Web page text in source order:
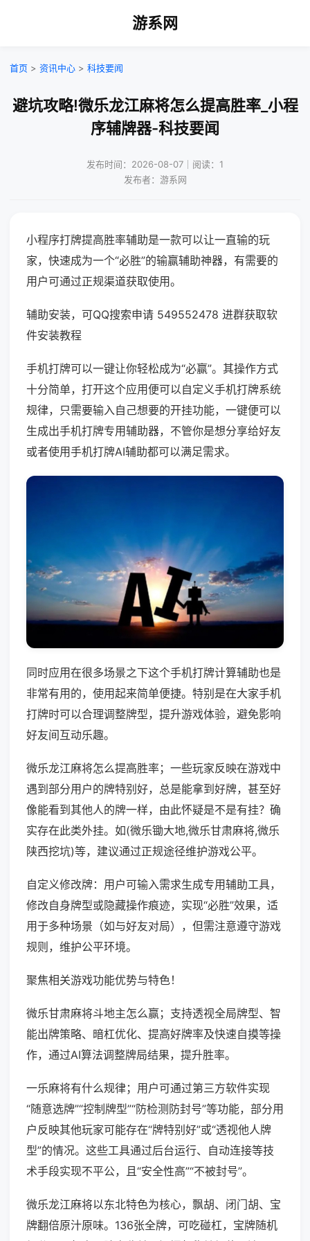
游系网
首页 > 资讯中心 > 科技要闻
避坑攻略!微乐龙江麻将怎么提高胜率_小程
序辅牌器-科技要闻
发布时间：2026-08-07｜阅读：1
发布者：游系网
小程序打牌提高胜率辅助是一款可以让一直输的玩
家，快速成为一个“必胜”的输赢辅助神器，有需要的
用户可通过正规渠道获取使用。
辅助安装，可QQ搜索申请 549552478 进群获取软
件安装教程
手机打牌可以一键让你轻松成为“必赢”。其操作方式
十分简单，打开这个应用便可以自定义手机打牌系统
规律，只需要输入自己想要的开挂功能，一键便可以
生成出手机打牌专用辅助器，不管你是想分享给好友
或者使用手机打牌AI辅助都可以满足需求。
同时应用在很多场景之下这个手机打牌计算辅助也是
非常有用的，使用起来简单便捷。特别是在大家手机
打牌时可以合理调整牌型，提升游戏体验，避免影响
好友间互动乐趣。
微乐龙江麻将怎么提高胜率；一些玩家反映在游戏中
遇到部分用户的牌特别好，总是能拿到好牌，甚至好
像能看到其他人的牌一样，由此怀疑是不是有挂？确
实存在此类外挂。如(微乐锄大地,微乐甘肃麻将,微乐
陕西挖坑)等，建议通过正规途径维护游戏公平。
自定义修改牌：用户可输入需求生成专用辅助工具，
修改自身牌型或隐藏操作痕迹，实现“必胜”效果，适
用于多种场景（如与好友对局），但需注意遵守游戏
规则，维护公平环境。
聚焦相关游戏功能优势与特色！
微乐甘肃麻将斗地主怎么赢；支持透视全局牌型、智
能出牌策略、暗杠优化、提高好牌率及快速自摸等操
作，通过AI算法调整牌局结果，提升胜率。
一乐麻将有什么规律；用户可通过第三方软件实现
“随意选牌”“控制牌型”“防检测防封号”等功能，部分用
户反映其他玩家可能存在“牌特别好”或“透视他人牌
型”的情况。这些工具通过后台运行、自动连接等技
术手段实现不平公，且“安全性高”“不被封号”。
微乐龙江麻将以东北特色为核心，飘胡、闭门胡、宝
牌翻倍原汁原味。136张全牌，可吃碰杠，宝牌随机